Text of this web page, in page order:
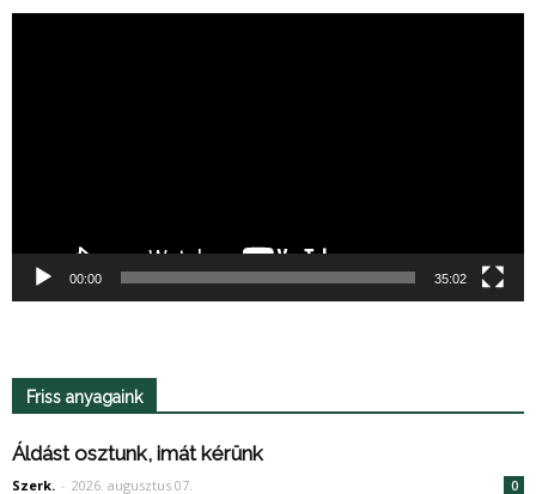
00:00 35:02
Friss anyagaink
Áldást osztunk, imát kérünk
Szerk. - 2026. augusztus 07. 0